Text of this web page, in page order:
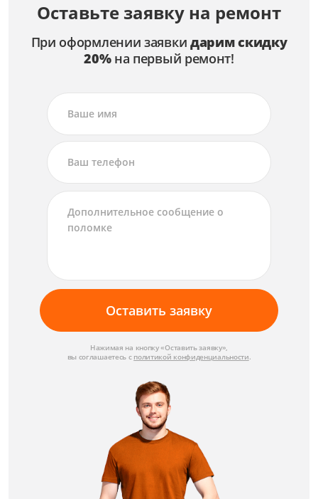
Оставьте заявку на ремонт
При оформлении заявки дарим скидку
20%на первый ремонт!
Оставить заявку
Нажимая на кнопку «Оставить заявку»,
вы соглашаетесь с политикой конфиденциальности.